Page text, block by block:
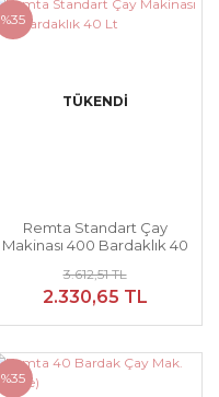
%35
TÜKENDİ
Remta Standart Çay
Makinası 400 Bardaklık 40
3.612,51 TL
2.330,65 TL
%35